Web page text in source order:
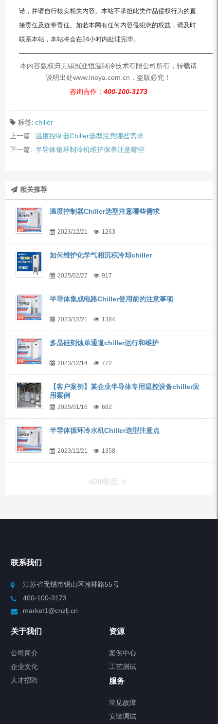
诺，并请自行核实相关内容。本站不承担此类作品侵权行为的直
接责任及连带责任。如若本网有任何内容侵犯您的权益，请及时
联系本站，本站将会在24小时内处理完毕。
本内容版权归无锡冠亚恒温制冷技术有限公司所有，转载请
说明出处www.lneya.com.cn，盗版必究！
咨询合作： 400-100-3173
标签: chiller
上一篇: 温度控制器Chiller选型注意哪些需求
下一篇: 半导体循环制冷机维护保养注意哪些
相关推荐
温度控制器Chiller选型注意哪些需求
2023/12/21 1263
如何维护化学气相沉积冷却chiller
2025/02/27 917
半导体集成电路Chiller使用前的注意事项
2023/12/21 1384
多晶硅刻蚀单通道chiller运行和维护
2023/12/14 772
【客户案例】某企业半导体专用温控设备chiller应
用案例
2025/01/16 682
半导体循环冷水机Chiller选型注意点
2023/12/21 1358
400电话:
产品分类
制冷加热动态控温系统
Chiller气体控温系统
联系我们
江苏省无锡市锡山区翰林路55号
400-100-3173
market1@cnzlj.cn
关于我们
公司简介
企业文化
人才招聘
资源
案例中心
工艺测试
服务
常见故障
安装调试